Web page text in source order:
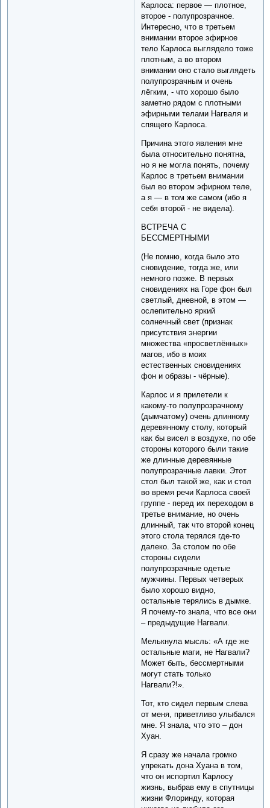
Карлоса: первое — плотное,
второе - полупрозрачное.
Интересно, что в третьем
внимании второе эфирное
тело Карлоса выглядело тоже
плотным, а во втором
внимании оно стало выглядеть
полупрозрачным и очень
лёгким, - что хорошо было
заметно рядом с плотными
эфирными телами Нагваля и
спящего Карлоса.
Причина этого явления мне
была относительно понятна,
но я не могла понять, почему
Карлос в третьем внимании
был во втором эфирном теле,
а я — в том же самом (ибо я
себя второй - не видела).
ВСТРЕЧА С
БЕССМЕРТНЫМИ
(Не помню, когда было это
сновидение, тогда же, или
немного позже. В первых
сновидениях на Горе фон был
светлый, дневной, в этом —
ослепительно яркий
солнечный свет (признак
присутствия энергии
множества «просветлённых»
магов, ибо в моих
естественных сновидениях
фон и образы - чёрные).
Карлос и я прилетели к
какому-то полупрозрачному
(дымчатому) очень длинному
деревянному столу, который
как бы висел в воздухе, по обе
стороны которого были такие
же длинные деревянные
полупрозрачные лавки. Этот
стол был такой же, как и стол
во время речи Карлоса своей
группе - перед их переходом в
третье внимание, но очень
длинный, так что второй конец
этого стола терялся где-то
далеко. За столом по обе
стороны сидели
полупрозрачные одетые
мужчины. Первых четверых
было хорошо видно,
остальные терялись в дымке.
Я почему-то знала, что все они
– предыдущие Нагвали.
Мелькнула мысль: «А где же
остальные маги, не Нагвали?
Может быть, бессмертными
могут стать только
Нагвали?!».
Тот, кто сидел первым слева
от меня, приветливо улыбался
мне. Я знала, что это – дон
Хуан.
Я сразу же начала громко
упрекать дона Хуана в том,
что он испортил Карлосу
жизнь, выбрав ему в спутницы
жизни Флоринду, которая